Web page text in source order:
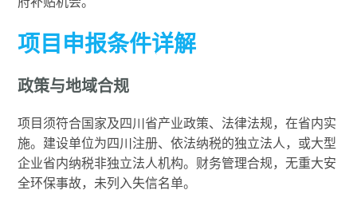
项目申报条件详解
政策与地域合规
项目须符合国家及四川省产业政策、法律法规，在省内实
施。建设单位为四川注册、依法纳税的独立法人，或大型
企业省内纳税非独立法人机构。财务管理合规，无重大安
全环保事故，未列入失信名单。